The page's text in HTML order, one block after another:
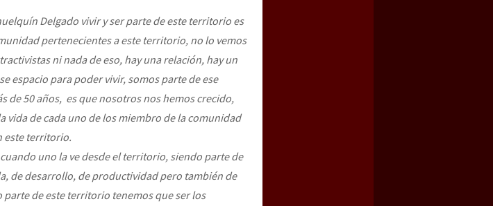
Delgado vivir y ser partede este territorio es
pertenecientes aeste territorio, no lo vemos
ni nada de eso, hay una relación, hay un
espacio para poder vivir, somos parte de ese
de 50 años, es que nosotros nos hemos crecido,
vida de cada uno delos miembro de la comunidad
este territorio.
uno lave desde el territorio, siendo parte de
de desarrollo, de productividad pero también de
de este territorio tenemos que ser los